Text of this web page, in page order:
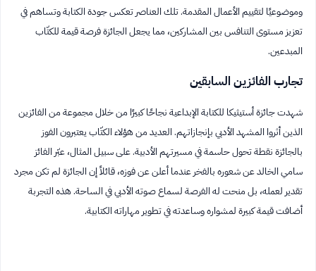
وموضوعيًا لتقييم الأعمال المقدمة. تلك العناصر تعكس جودة الكتابة وتساهم في
تعزيز مستوى التنافس بين المشاركين، مما يجعل الجائزة فرصة قيمة للكتّاب
المبدعين.
تجارب الفائزين السابقين
شهدت جائزة أستيثيكا للكتابة الإبداعية نجاحًا كبيرًا من خلال مجموعة من الفائزين
الذين أثروا المشهد الأدبي بإنجازاتهم. العديد من هؤلاء الكتّاب يعتبرون الفوز
بالجائزة نقطة تحول حاسمة في مسيرتهم الأدبية. على سبيل المثال، عبّر الفائز
سامي الخالد عن شعوره بالفخر عندما أعلن عن فوزه، قائلاً إن الجائزة لم تكن مجرد
تقدير لعمله، بل منحت له الفرصة لسماع صوته الأدبي في الساحة. هذه التجربة
أضافت قيمة كبيرة لمشواره وساعدته في تطوير مهاراته الكتابية.